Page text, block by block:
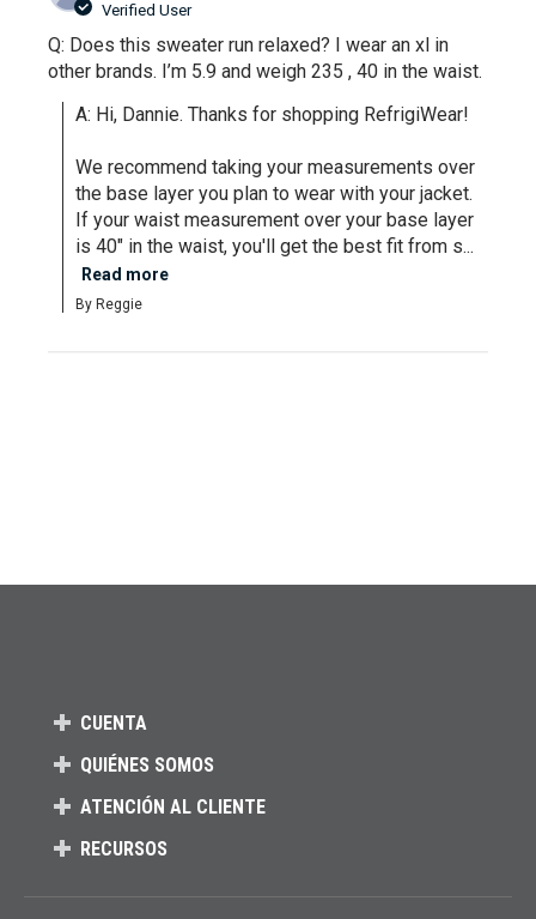
Verified User
Q: Does this sweater run relaxed? I wear an xl in
other brands. I’m 5.9 and weigh 235 , 40 in the waist.
A: Hi, Dannie. Thanks for shopping RefrigiWear!
We recommend taking your measurements over
the base layer you plan to wear with your jacket.
If your waist measurement over your base layer
is 40" in the waist, you'll get the best fit from s...
Read more
By Reggie
CUENTA
QUIÉNES SOMOS
ATENCIÓN AL CLIENTE
RECURSOS